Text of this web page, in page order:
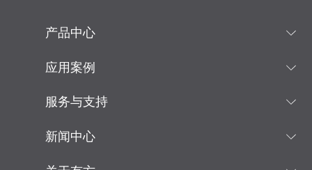
产品中心
应用案例
服务与支持
新闻中心